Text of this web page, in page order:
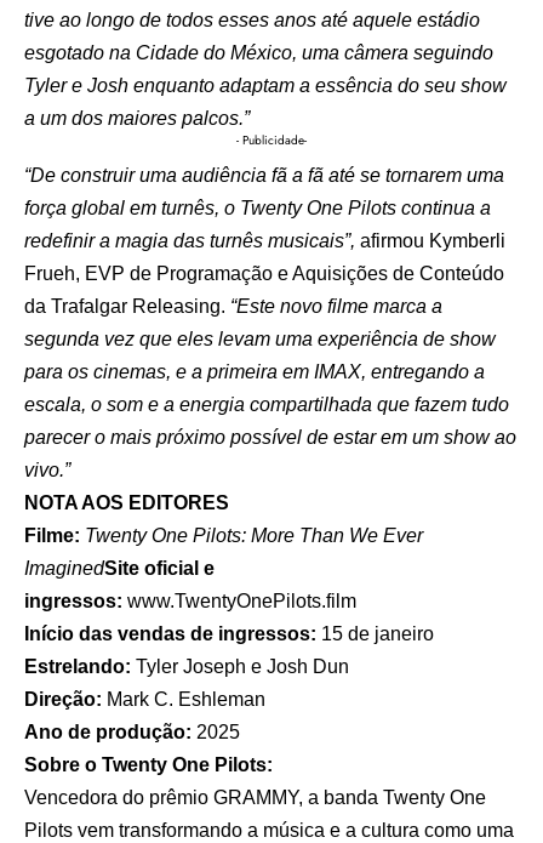
tive ao longo de todos esses anos até aquele estádio
esgotado na Cidade do México, uma câmera seguindo
Tyler e Josh enquanto adaptam a essência do seu show
a um dos maiores palcos.”
- Publicidade-
“De construir uma audiência fã a fã até se tornarem uma
força global em turnês, o Twenty One Pilots continua a
redefinir a magia das turnês musicais”, afirmou Kymberli
Frueh, EVP de Programação e Aquisições de Conteúdo
da Trafalgar Releasing. “Este novo filme marca a
segunda vez que eles levam uma experiência de show
para os cinemas, e a primeira em IMAX, entregando a
escala, o som e a energia compartilhada que fazem tudo
parecer o mais próximo possível de estar em um show ao
vivo.”
NOTA AOS EDITORES
Filme: Twenty One Pilots: More Than We Ever
ImaginedSite oficial e
ingressos: www.TwentyOnePilots.film
Início das vendas de ingressos: 15 de janeiro
Estrelando: Tyler Joseph e Josh Dun
Direção: Mark C. Eshleman
Ano de produção: 2025
Sobre o Twenty One Pilots:
Vencedora do prêmio GRAMMY, a banda Twenty One
Pilots vem transformando a música e a cultura como uma